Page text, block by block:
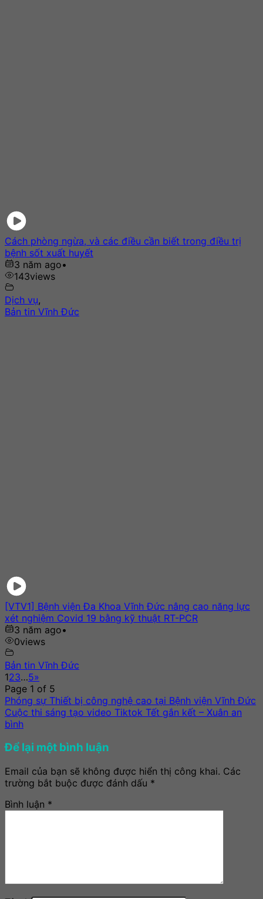
Cách phòng ngừa, và các điều cần biết trong điều trị
bệnh sốt xuất huyết
3 năm ago•
143views
Dịch vụ,
Bản tin Vĩnh Đức
[VTV1] Bệnh viện Đa Khoa Vĩnh Đức nâng cao năng lực
xét nghiệm Covid 19 bằng kỹ thuật RT-PCR
3 năm ago•
0views
Bản tin Vĩnh Đức
123…5»
Page 1 of 5
Phóng sự Thiết bị công nghệ cao tại Bệnh viện Vĩnh Đức
Cuộc thi sáng tạo video Tiktok Tết gắn kết – Xuân an
bình
Để lại một bình luận
Email của bạn sẽ không được hiển thị công khai. Các
trường bắt buộc được đánh dấu *
Bình luận *